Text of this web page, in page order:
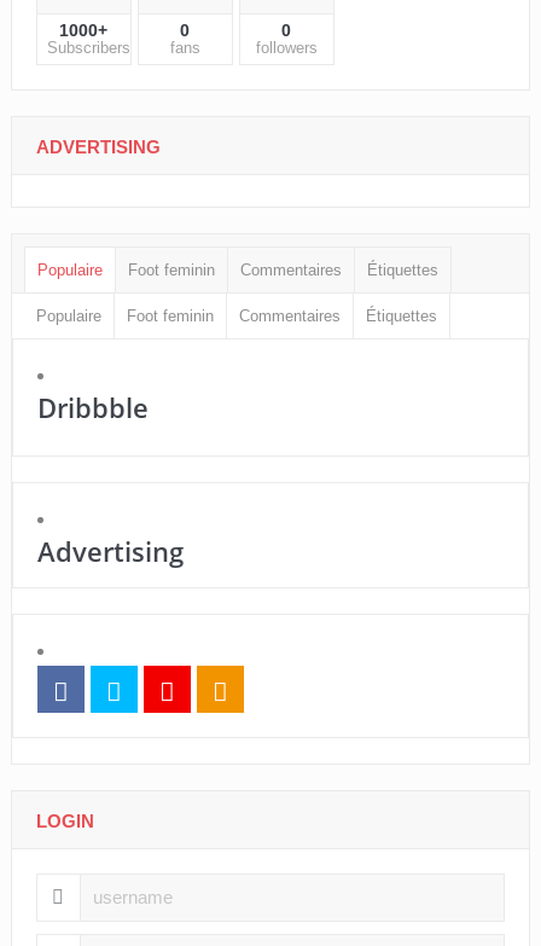
1000+
Subscribers
0
fans
0
followers
ADVERTISING
Populaire Foot feminin Commentaires Étiquettes
Populaire Foot feminin Commentaires Étiquettes
Dribbble
Advertising
LOGIN